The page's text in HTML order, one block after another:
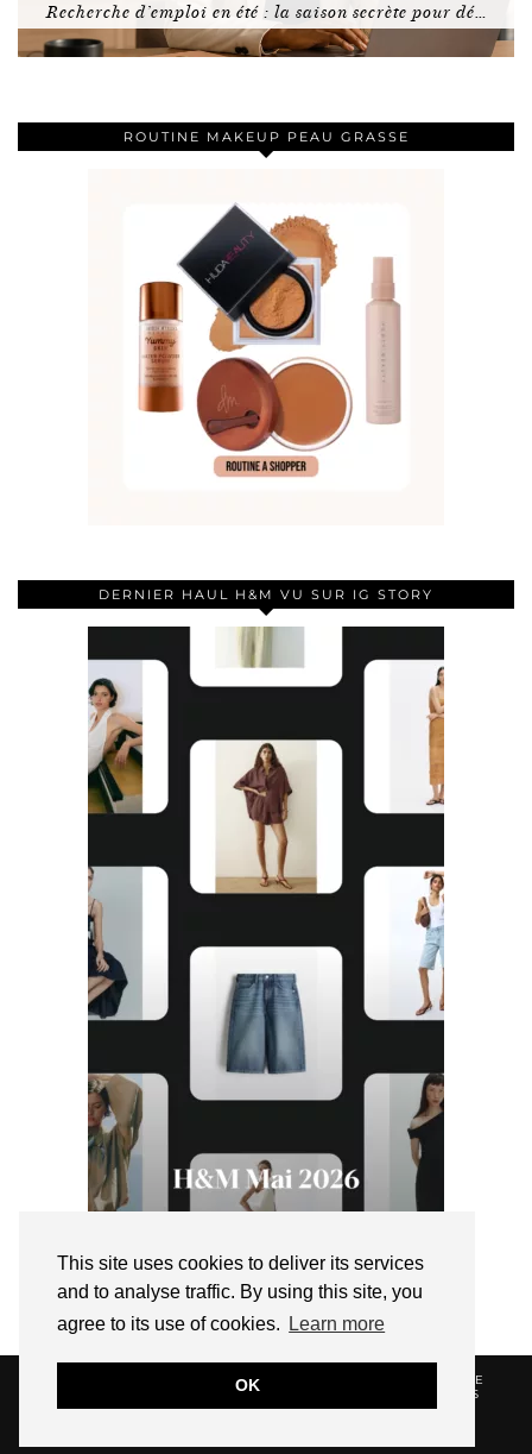
This site uses cookies to deliver its services
and to analyse traffic. By using this site, you
agree to its use of cookies.
Learn more
OK
Recherche d’emploi en été : la saison secrète pour dé…
ROUTINE MAKEUP PEAU GRASSE
DERNIER HAUL H&M VU SUR IG STORY
POLITIQUE DE
VUE DANS LA PRESSE
LIENS
AFFILIES